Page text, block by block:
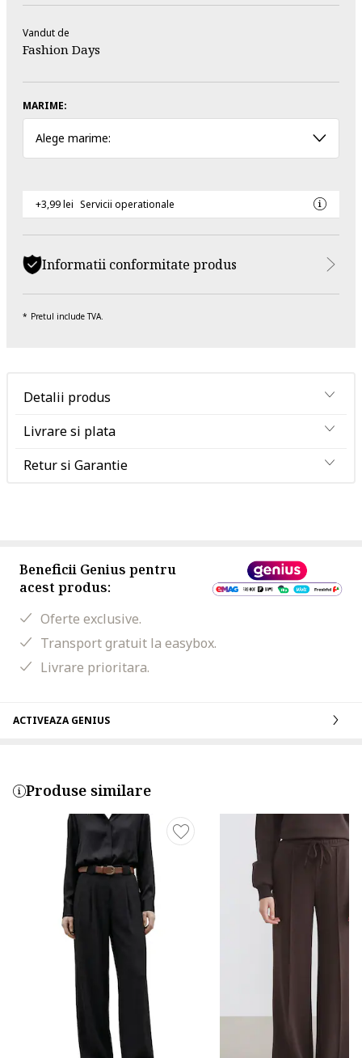
Vandut de
Fashion Days
MARIME:
Alege marime:
+3,99 lei Servicii operationale
Informatii conformitate produs
Pretul include TVA.
Detalii produs
Livrare si plata
Retur si Garantie
Beneficii Genius pentru
acest produs:
Oferte exclusive.
Transport gratuit la easybox.
Livrare prioritara.
ACTIVEAZA GENIUS
Produse similare